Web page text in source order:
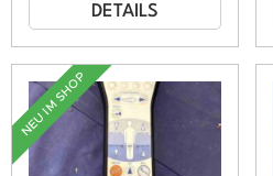
DETAILS
NEU IM SHOP